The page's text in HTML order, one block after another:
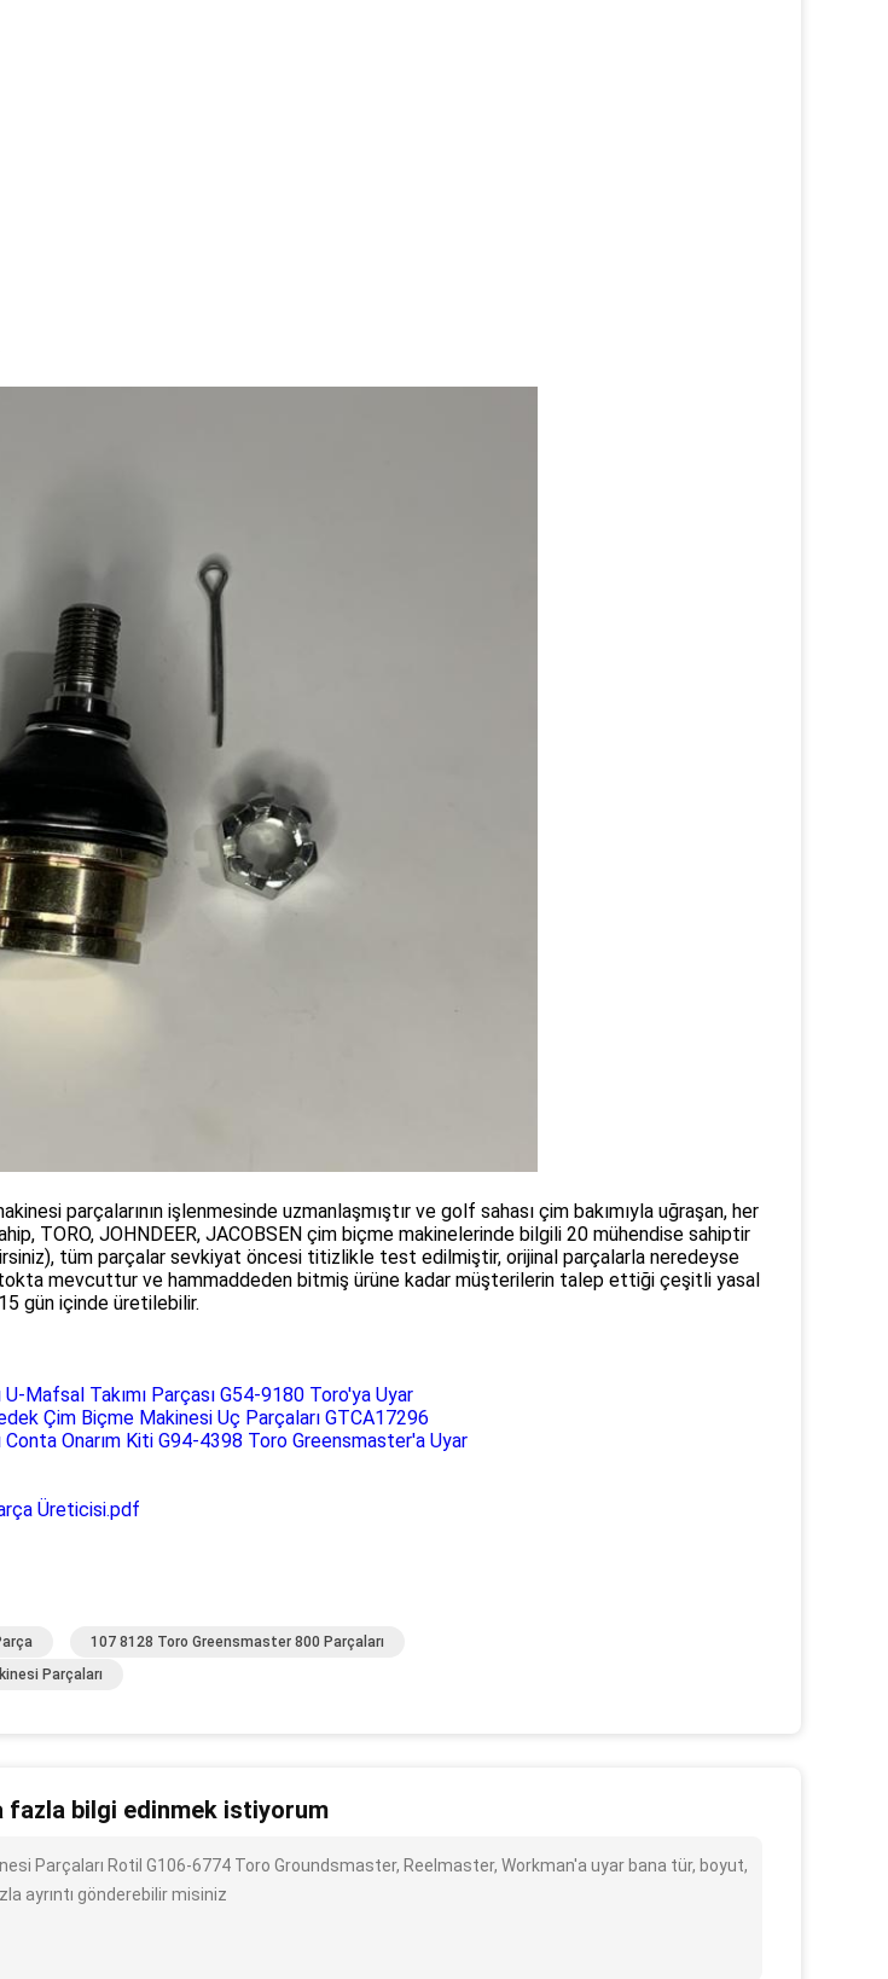
parçalarının işlenmesinde uzmanlaşmıştır ve golf sahası çim bakımıyla uğraşan, her
TORO, JOHNDEER, JACOBSEN çim biçme makinelerinde bilgili 20 mühendise sahiptir
tüm parçalar sevkiyat öncesi titizlikle test edilmiştir, orijinal parçalarla neredeyse
mevcuttur ve hammaddeden bitmiş ürüne kadar müşterilerin talep ettiği çeşitli yasal
gün içinde üretilebilir.
Mafsal Takımı Parçası G54-9180 Toro'ya Uyar
Çim Biçme Makinesi Uç Parçaları GTCA17296
Onarım Kiti G94-4398 Toro Greensmaster'a Uyar
Üreticisi.pdf
107 8128 Toro Greensmaster 800 Parçaları
Parçaları
fazla bilgi edinmek istiyorum
Parçaları Rotil G106-6774 Toro Groundsmaster, Reelmaster, Workman'a uyar bana tür, boyut,
ayrıntı gönderebilir misiniz